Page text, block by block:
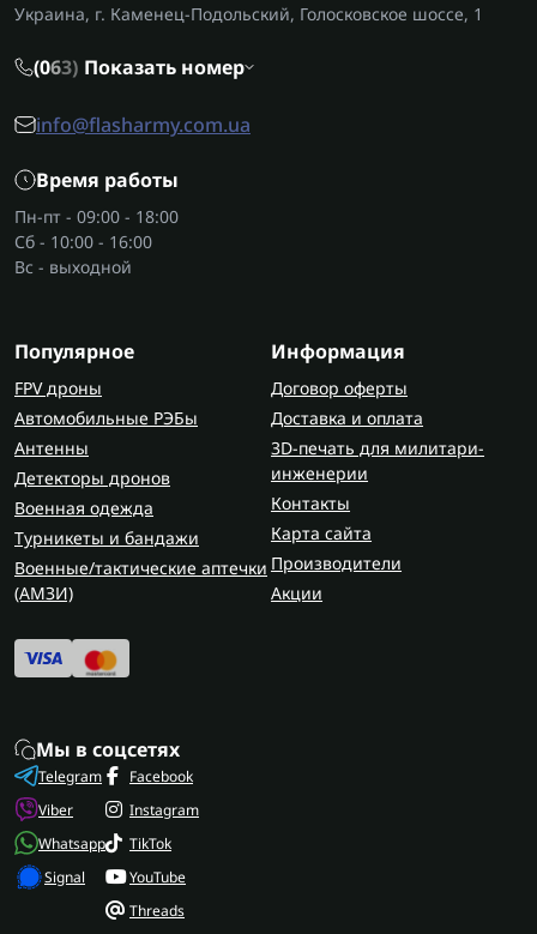
Украина, г. Каменец-Подольский, Голосковское шоссе, 1
(063) Показать номер
info@flasharmy.com.ua
Время работы
Пн-пт - 09:00 - 18:00
Сб - 10:00 - 16:00
Вс - выходной
Популярное
FPV дроны
Автомобильные РЭБы
Антенны
Детекторы дронов
Военная одежда
Турникеты и бандажи
Военные/тактические аптечки
(AMЗИ)
Информация
Договор оферты
Доставка и оплата
3D-печать для милитари-
инженерии
Контакты
Карта сайта
Производители
Акции
Мы в соцсетях
Telegram
Viber
Whatsapp
Signal
Facebook
Instagram
TikTok
YouTube
Threads